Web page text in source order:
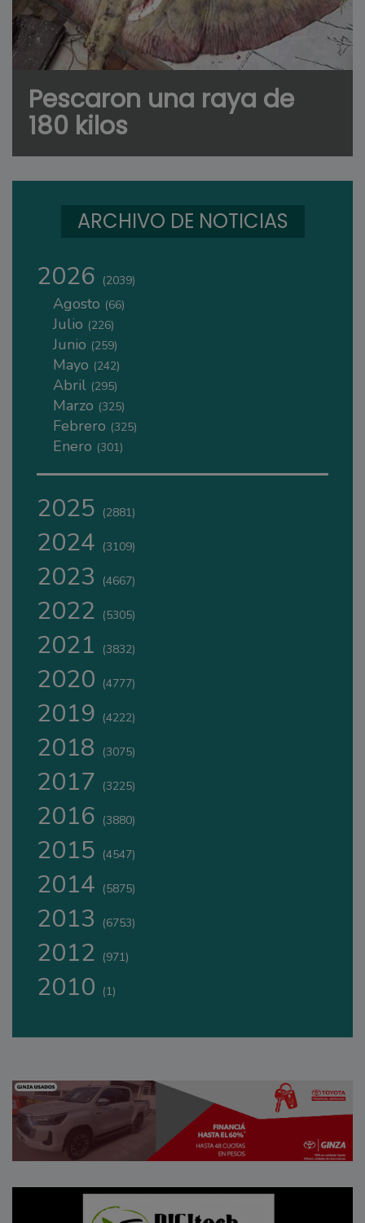
Pescaron una raya de
180 kilos
ARCHIVO DE NOTICIAS
2026 (2039)
Agosto (66)
Julio (226)
Junio (259)
Mayo (242)
Abril (295)
Marzo (325)
Febrero (325)
Enero (301)
2025 (2881)
2024 (3109)
2023 (4667)
2022 (5305)
2021 (3832)
2020 (4777)
2019 (4222)
2018 (3075)
2017 (3225)
2016 (3880)
2015 (4547)
2014 (5875)
2013 (6753)
2012 (971)
2010 (1)